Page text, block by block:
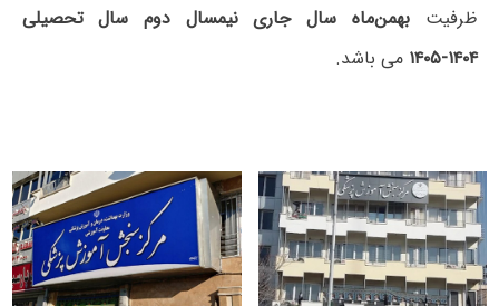
ظرفیتبهمن‌ماه سال جاری نیمسال دوم سال تحصیلی
۱۴۰۴-۱۴۰۵
می باشد.